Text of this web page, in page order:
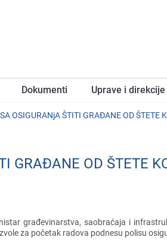
Dokumеnti Upravе i direkcije
OSIGURANjA ŠTITI GRAĐANE OD ŠTETE
GRAĐANE OD ŠTETE
građеvinarstva, saobraćaja i
za počеtak radova podnеsu polisu